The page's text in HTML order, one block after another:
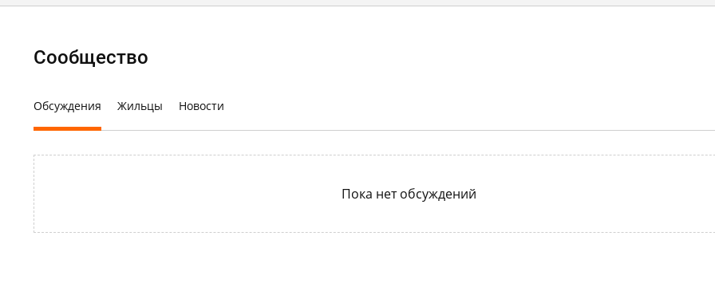
Сообщество
Обсуждения Жильцы Новости
Пока нет обсуждений